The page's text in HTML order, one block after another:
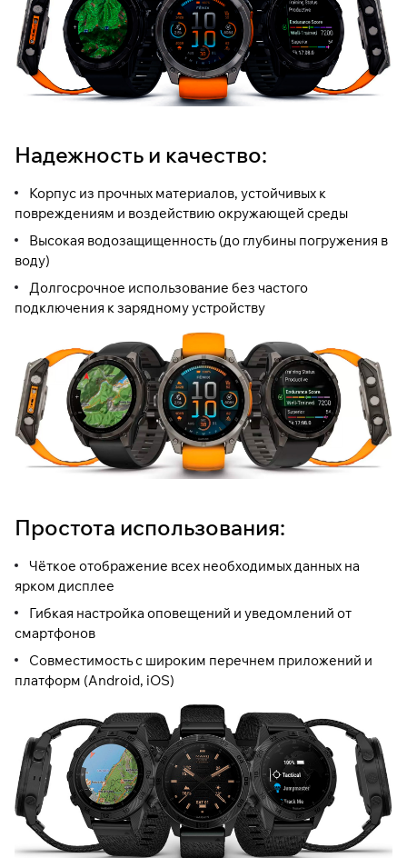
Надежность и качество:
Корпус из прочных материалов, устойчивых к
повреждениям и воздействию окружающей среды
Высокая водозащищенность (до глубины погружения в
воду)
Долгосрочное использование без частого
подключения к зарядному устройству
Простота использования:
Чёткое отображение всех необходимых данных на
ярком дисплее
Гибкая настройка оповещений и уведомлений от
смартфонов
Совместимость с широким перечнем приложений и
платформ (Android, iOS)